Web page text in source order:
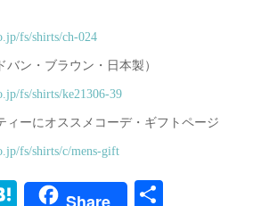
fs/shirts/ch-024
ン・ブラウン・日本製）
fs/shirts/ke21306-39
ーにオススメコーデ・ギフトページ
fs/shirts/c/mens-gift
H 共